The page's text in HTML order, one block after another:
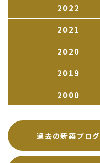
2022
2021
2020
2019
2000
過去の新築ブログ